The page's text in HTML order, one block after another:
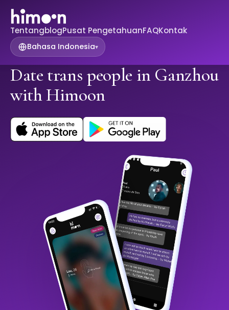
TentangblogPusat PengetahuanFAQKontak
Bahasa Indonesia▾
Date trans people in Ganzhou
with Himoon